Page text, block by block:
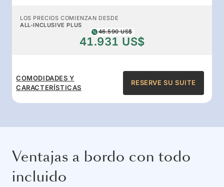
LOS PRECIOS COMIENZAN DESDE
ALL-INCLUSIVE PLUS
46.590 US$
41.931 US$
COMODIDADES Y
CARACTERÍSTICAS
RESERVE SU SUITE
Ventajas a bordo con todo
incluido